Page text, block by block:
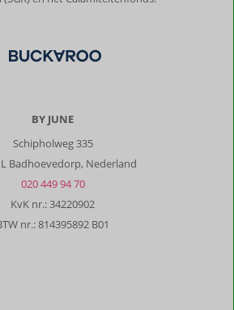
BY JUNE
Schipholweg 335
Badhoevedorp, Nederland
020 449 94 70
KvK nr.: 34220902
nr.: 814395892 B01